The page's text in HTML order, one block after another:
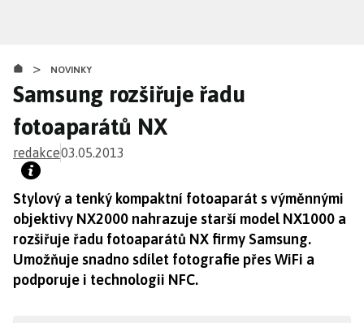
obsahu
> NOVINKY
Samsung rozšiřuje řadu
fotoaparátů NX
redakce03.05.2013
Stylový a tenký kompaktní fotoaparát s výměnnými
objektivy NX2000 nahrazuje starší model NX1000 a
rozšiřuje řadu fotoaparátů NX firmy Samsung.
Umožňuje snadno sdílet fotografie přes WiFi a
podporuje i technologii NFC.